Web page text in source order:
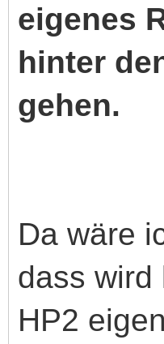
eigenes
hinter
gehen.
Da wäre
dass wird
HP2